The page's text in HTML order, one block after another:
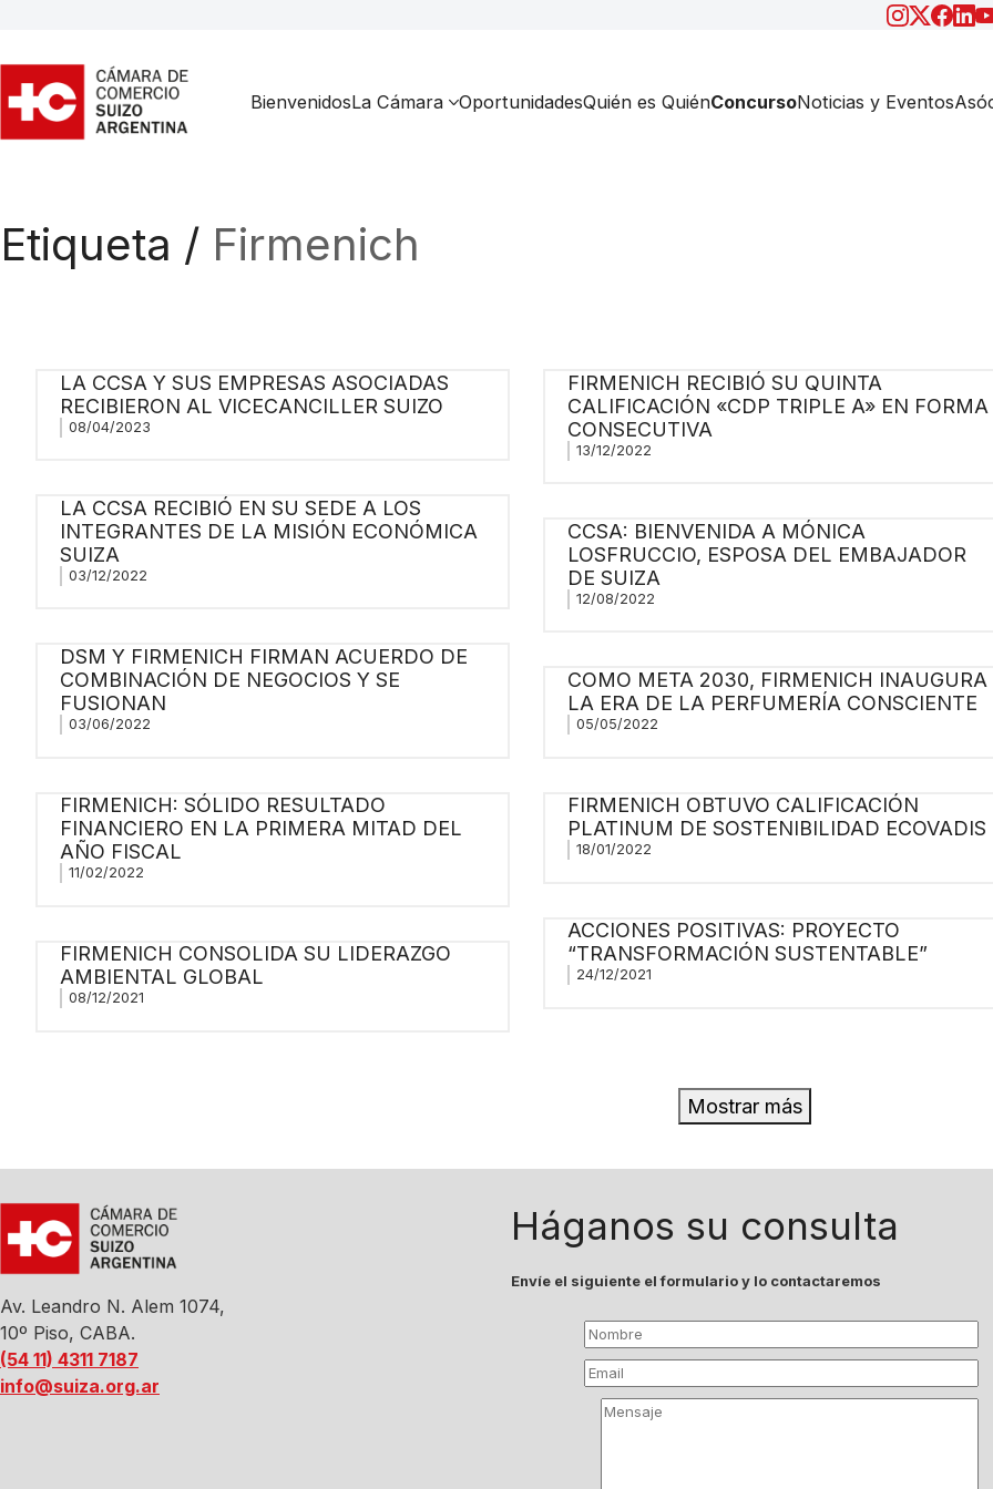
BienvenidosLa Cámara OportunidadesQuién es QuiénConcursoNoticias y Eventos
Etiqueta / Firmenich
LA CCSA Y SUS EMPRESAS ASOCIADAS
RECIBIERON AL VICECANCILLER SUIZO
08/04/2023
FIRMENICH RECIBIÓ SU QUINTA
CALIFICACIÓN «CDP TRIPLE A» EN FORMA
CONSECUTIVA
13/12/2022
LA CCSA RECIBIÓ EN SU SEDE A LOS
INTEGRANTES DE LA MISIÓN ECONÓMICA
SUIZA
03/12/2022
CCSA: BIENVENIDA A MÓNICA
LOSFRUCCIO, ESPOSA DEL EMBAJADOR
DE SUIZA
12/08/2022
DSM Y FIRMENICH FIRMAN ACUERDO DE
COMBINACIÓN DE NEGOCIOS Y SE
FUSIONAN
03/06/2022
COMO META 2030, FIRMENICH INAUGURA
LA ERA DE LA PERFUMERÍA CONSCIENTE
05/05/2022
FIRMENICH: SÓLIDO RESULTADO
FINANCIERO EN LA PRIMERA MITAD DEL
AÑO FISCAL
11/02/2022
FIRMENICH OBTUVO CALIFICACIÓN
PLATINUM DE SOSTENIBILIDAD ECOVADIS
18/01/2022
ACCIONES POSITIVAS: PROYECTO
“TRANSFORMACIÓN SUSTENTABLE”
24/12/2021
FIRMENICH CONSOLIDA SU LIDERAZGO
AMBIENTAL GLOBAL
08/12/2021
Mostrar más
Av. Leandro N. Alem 1074,
10º Piso, CABA.
(54 11) 4311 7187
info@suiza.org.ar
Háganos su consulta
Envíe el siguiente el formulario y lo contactaremos